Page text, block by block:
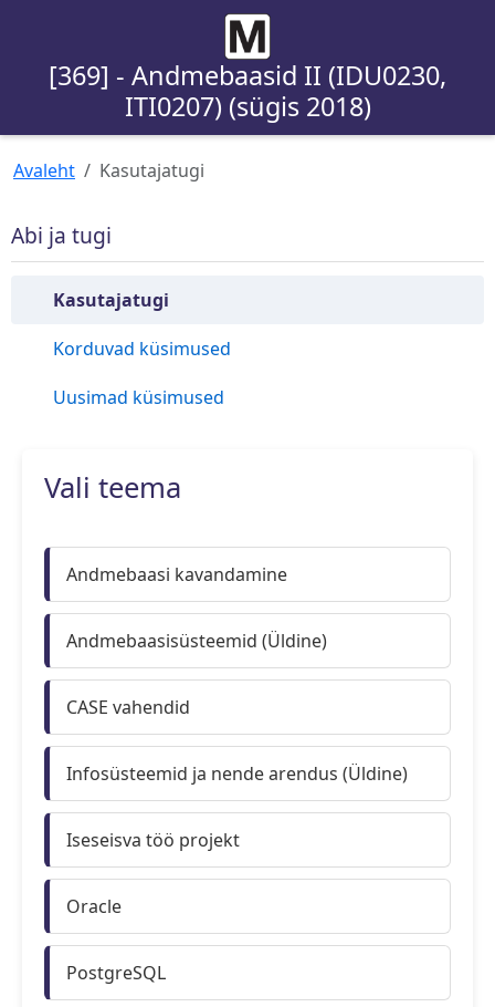
[369] - Andmebaasid II (IDU0230,
ITI0207) (sügis 2018)
Avaleht Kasutajatugi
Abi ja tugi
Kasutajatugi
Korduvad küsimused
Uusimad küsimused
Vali teema
Andmebaasi kavandamine
Andmebaasisüsteemid (Üldine)
CASE vahendid
Infosüsteemid ja nende arendus (Üldine)
Iseseisva töö projekt
Oracle
PostgreSQL